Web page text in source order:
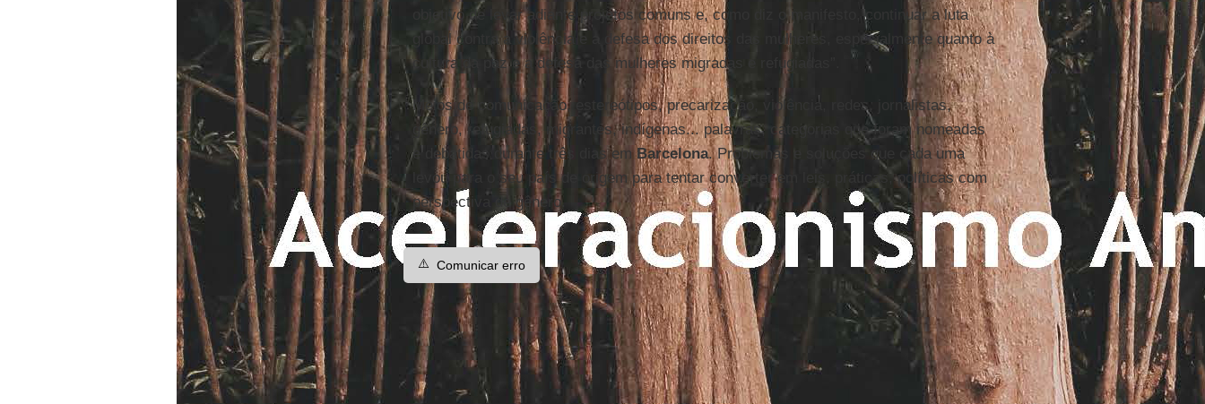
objetivo de levar adiante projetos comuns e, como diz o manifesto, continuar a luta
global contra a violência e a defesa dos direitos das mulheres, especialmente quanto à
cultura da paz e a defesa das mulheres migradas e refugiadas”.
Meios de comunicação, estereótipos, precarização, violência, redes, jornalistas,
gênero, refugiadas, migrantes, indígenas... palavras, categorias que foram nomeadas
e debatidas durante três dias emBarcelona. Problemas e soluções que cada uma
levou para o seu país de origem para tentar converter em leis, práticas, políticas com
perspectiva de gênero.
⚠️ Comunicar erro